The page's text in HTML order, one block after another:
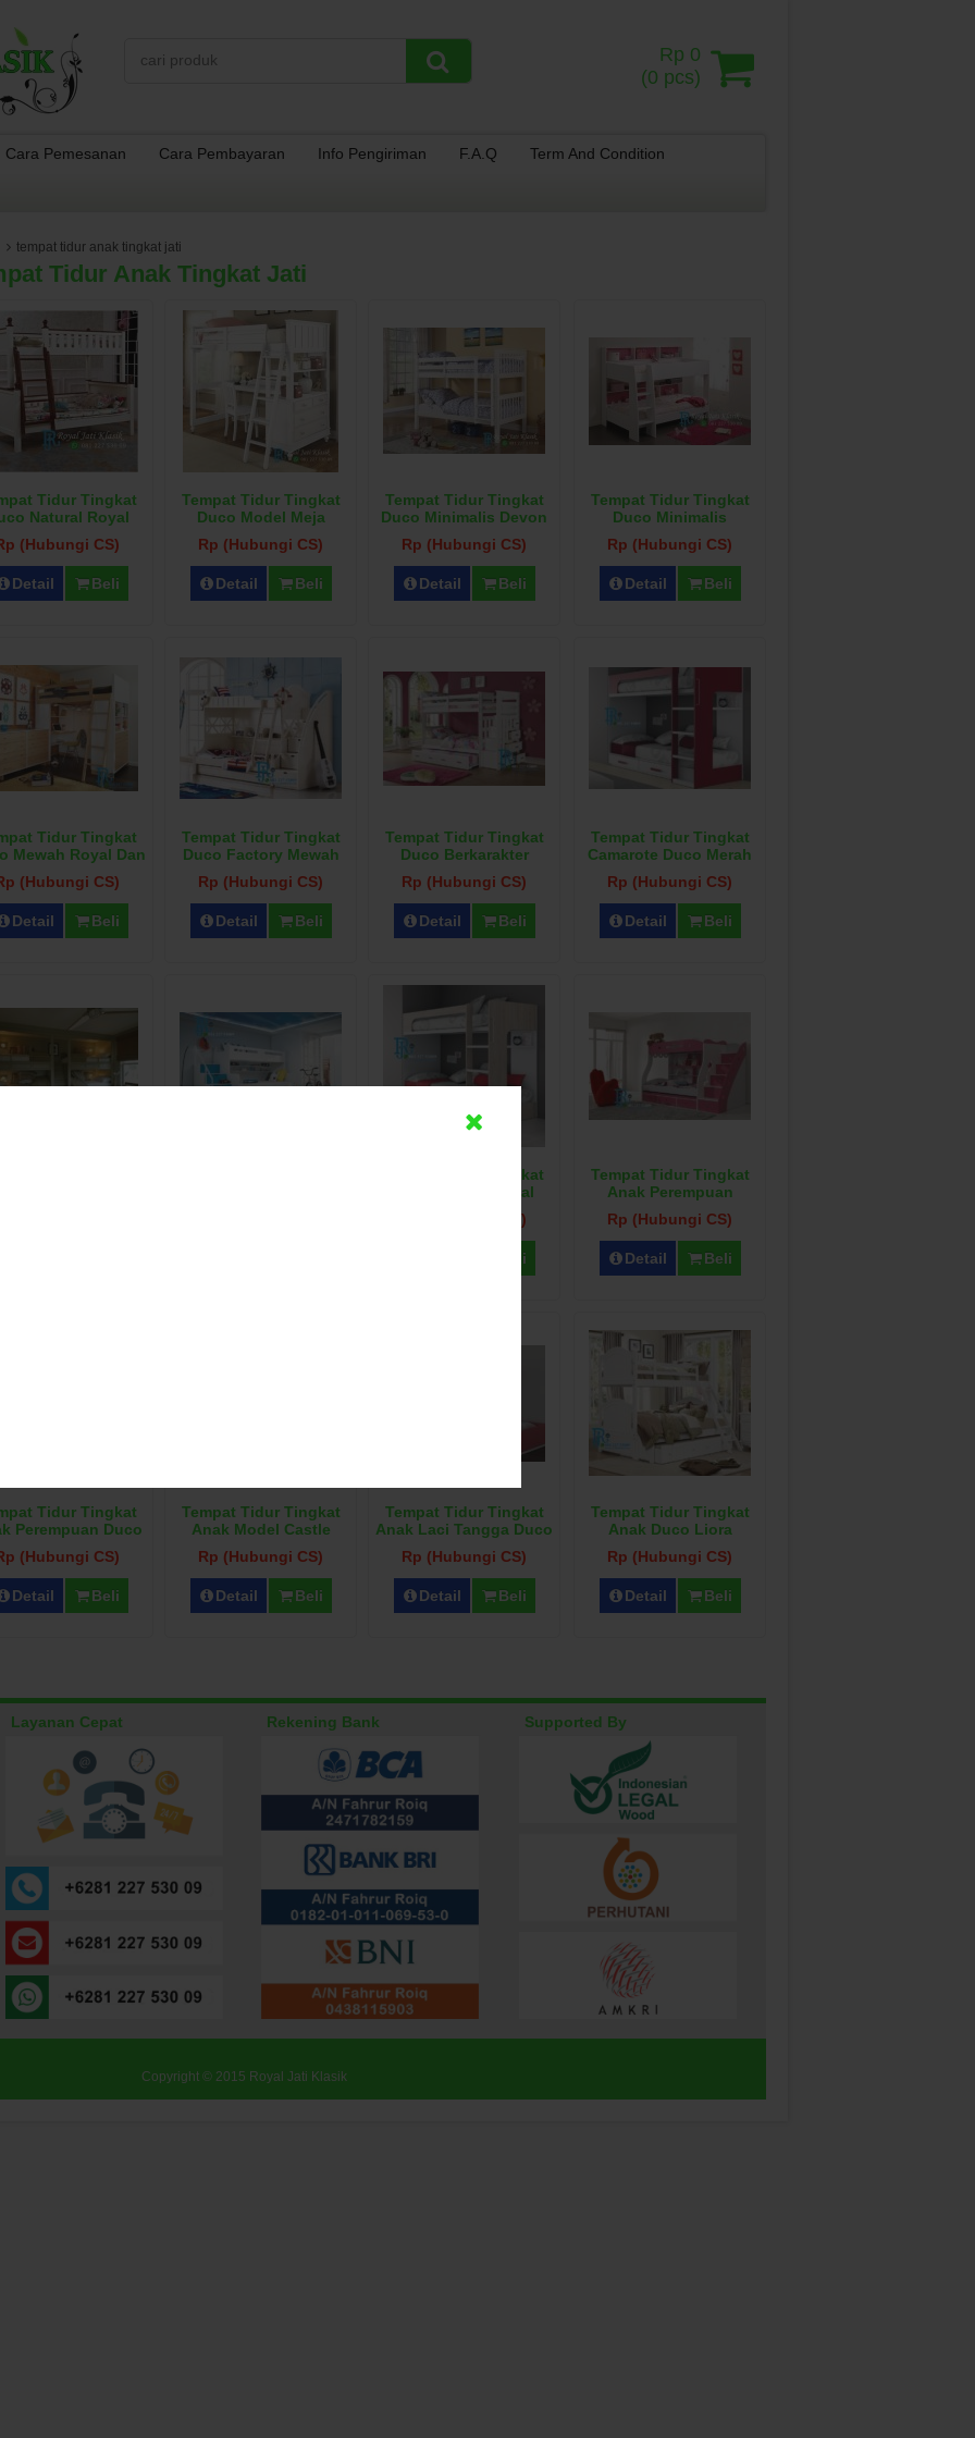
Rp 0
(0 pcs)
Cara Pemesanan Cara Pembayaran Info Pengiriman F.A.Q Term And Condition
tempat tidur anak tingkat jati
Tidur Anak Tingkat Jati
Tidur Tingkat
Natural Royal
(Hubungi CS)
Detail Beli
Tempat Tidur Tingkat
Duco Model Meja
Rp (Hubungi CS)
Detail Beli
Tempat Tidur Tingkat
Duco Minimalis Devon
Rp (Hubungi CS)
Detail Beli
Tempat Tidur Tingkat
Duco Minimalis
Rp (Hubungi CS)
Detail Beli
Tidur Tingkat
Mewah Royal Dan
(Hubungi CS)
Detail Beli
Tempat Tidur Tingkat
Duco Factory Mewah
Rp (Hubungi CS)
Detail Beli
Tempat Tidur Tingkat
Duco Berkarakter
Rp (Hubungi CS)
Detail Beli
Tempat Tidur Tingkat
Camarote Duco Merah
Rp (Hubungi CS)
Detail Beli
Tempat Tidur Tingkat
Anak Simple Royal
Rp (Hubungi CS)
Beli
Tempat Tidur Tingkat
Anak Perempuan
Rp (Hubungi CS)
Detail Beli
Tidur Tingkat
Perempuan Duco
(Hubungi CS)
Detail Beli
Tempat Tidur Tingkat
Anak Model Castle
Rp (Hubungi CS)
Detail Beli
Tempat Tidur Tingkat
Anak Laci Tangga Duco
Rp (Hubungi CS)
Detail Beli
Tempat Tidur Tingkat
Anak Duco Liora
Rp (Hubungi CS)
Detail Beli
Layanan Cepat Rekening Bank Supported By
Copyright © 2015 Royal Jati Klasik